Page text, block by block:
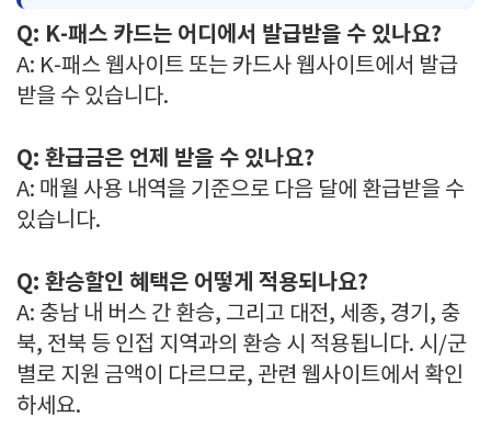
Q: K-패스 카드는 어디에서 발급받을 수 있나요?
A: K-패스 웹사이트 또는 카드사 웹사이트에서 발급
받을 수 있습니다.
Q: 환급금은 언제 받을 수 있나요?
A: 매월 사용 내역을 기준으로 다음 달에 환급받을 수
있습니다.
Q: 환승할인 혜택은 어떻게 적용되나요?
A: 충남 내 버스 간 환승, 그리고 대전, 세종, 경기, 충
북, 전북 등 인접 지역과의 환승 시 적용됩니다. 시/군
별로 지원 금액이 다르므로, 관련 웹사이트에서 확인
하세요.